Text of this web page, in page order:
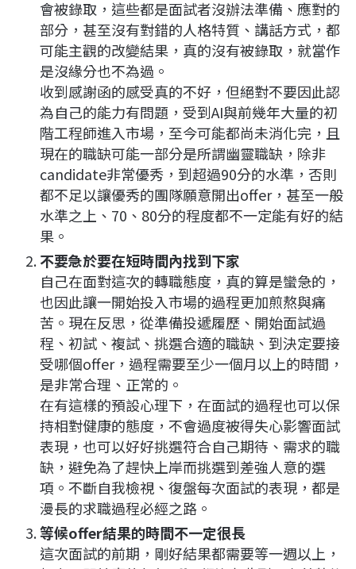
會被錄取，這些都是面試者沒辦法準備、應對的
部分，甚至沒有對錯的人格特質、講話方式，都
可能主觀的改變結果，真的沒有被錄取，就當作
是沒緣分也不為過。
收到感謝函的感受真的不好，但絕對不要因此認
為自己的能力有問題，受到AI與前幾年大量的初
階工程師進入市場，至今可能都尚未消化完，且
現在的職缺可能一部分是所謂幽靈職缺，除非
candidate非常優秀，到超過90分的水準，否則
都不足以讓優秀的團隊願意開出offer，甚至一般
水準之上、70、80分的程度都不一定能有好的結
果。
不要急於要在短時間內找到下家
自己在面對這次的轉職態度，真的算是蠻急的，
也因此讓一開始投入市場的過程更加煎熬與痛
苦。現在反思，從準備投遞履歷、開始面試過
程、初試、複試、挑選合適的職缺、到決定要接
受哪個offer，過程需要至少一個月以上的時間，
是非常合理、正常的。
在有這樣的預設心理下，在面試的過程也可以保
持相對健康的態度，不會過度被得失心影響面試
表現，也可以好好挑選符合自己期待、需求的職
缺，避免為了趕快上岸而挑選到差強人意的選
項。不斷自我檢視、復盤每次面試的表現，都是
漫長的求職過程必經之路。
等候offer結果的時間不一定很長
這次面試的前期，剛好結果都需要等一週以上，